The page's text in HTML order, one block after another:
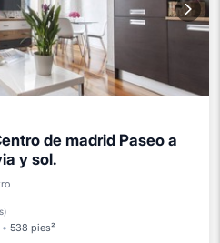
de madrid Paseo a
y sol.
)
538 pies²
Balcón/Terraza